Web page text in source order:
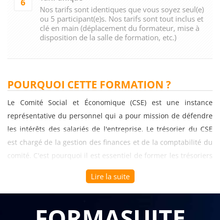
Nos tarifs sont identiques que vous soyez seul(e)
ou 5 participant(e)s. Nos tarifs sont tout inclus et
clé en main (déplacement du formateur, mise à
disposition de la salle de formation, etc.)
POURQUOI CETTE FORMATION ?
Le Comité Social et Économique (CSE) est une instance
représentative du personnel qui a pour mission de défendre
les intérêts des salariés de l'entreprise. Le trésorier du CSE
est chargé de la gestion des finances et de la comptabilité du
comité. C'est pourquoi il est essentiel de former les trésoriers
du CSE aux missions qui leur sont confiées.
La formation "Les missions du trésorier du CSE" permet de
Lire la suite